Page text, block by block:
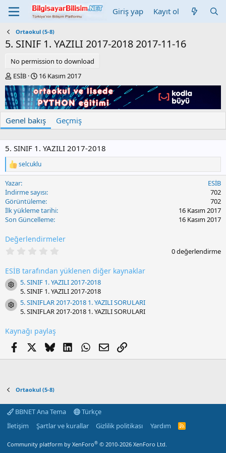
Giriş yap Kayıt ol
Ortaokul (5-8)
5. SINIF 1. YAZILI 2017-2018 2017-11-16
No permission to download
Y
a
z
a
r
ESİB
C
r
e
a
t
i
o
n
d
a
t
e
16 Kasım 2017
Genel bakış Geçmiş
5. SINIF 1. YAZILI 2017-2018
T
e
p
k
i
l
r
selcuklu
Yazar
ESİB
İndirme sayısı
702
Görüntüleme
702
İlk yükleme tarihi
16 Kasım 2017
Son Güncelleme
16 Kasım 2017
Değerlendirmeler
0
y
ı
l
d
ı
0 değerlendirme
ESİB tarafından yüklenen diğer kaynaklar
Resource icon
5. SINIF 1. YAZILI 2017-2018
5. SINIF 1. YAZILI 2017-2018
Resource icon
5. SINIFLAR 2017-2018 1. YAZILI SORULARI
5. SINIFLAR 2017-2018 1. YAZILI SORULARI
Kaynağı paylaş
Facebook BlueskyLinkedInWhatsApp
E-postaLink
Ortaokul (5-8)
BBNET Ana Tema
Türkçe
İletişim
Şartlar ve kurallar Gizlilik politikası Yardım
R
Community platform by XenForo® © 2010-2026 XenForo Ltd.